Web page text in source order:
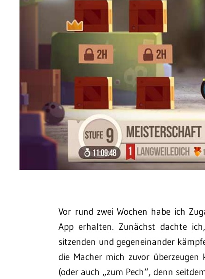
Vor rund zwei Wochen habe ich
App erhalten. Zunächst dachte
sitzenden und gegeneinander
die Macher mich zuvor
(oder auch „zum Pech“, denn